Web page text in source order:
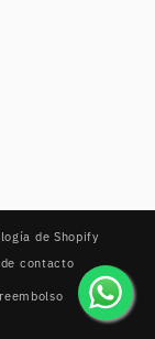
de Shopify
contacto